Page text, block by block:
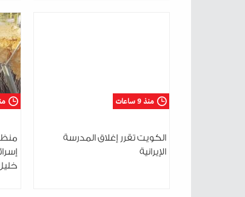
منذ 9 ساعات
الكويت تقرر إغلاق المدرسة
الإيرانية